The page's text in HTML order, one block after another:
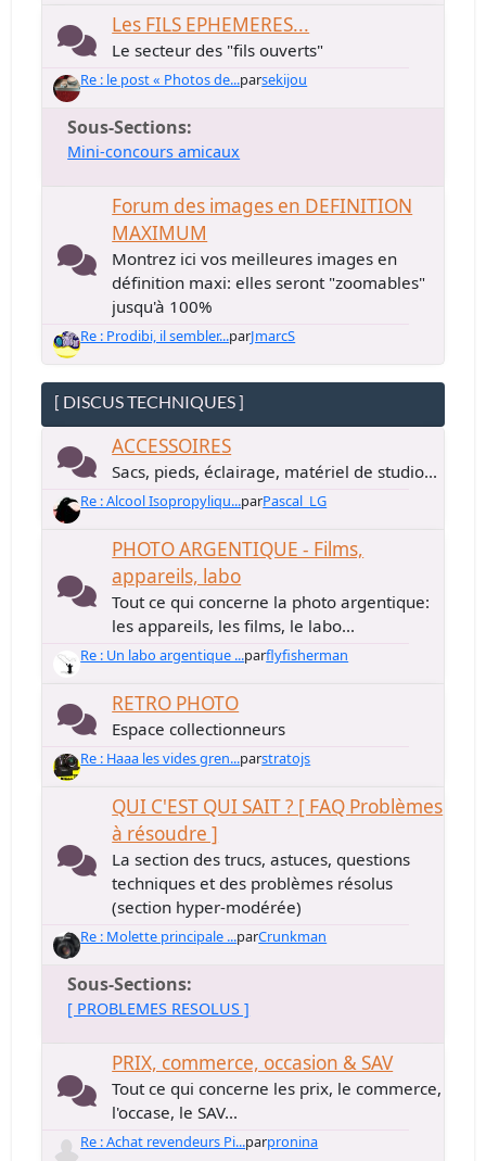
Les FILS EPHEMERES...
Le secteur des "fils ouverts"
Re : le post « Photos de...parsekijou
Sous-Sections
Mini-concours amicaux
Forum des images en DEFINITION
MAXIMUM
Montrez ici vos meilleures images en
définition maxi: elles seront "zoomables"
jusqu'à 100%
Re : Prodibi, il sembler...parJmarcS
[ DISCUS TECHNIQUES ]
ACCESSOIRES
Sacs, pieds, éclairage, matériel de studio...
Re : Alcool Isopropyliqu...parPascal_LG
PHOTO ARGENTIQUE - Films,
appareils, labo
Tout ce qui concerne la photo argentique:
les appareils, les films, le labo...
Re : Un labo argentique ...parflyfisherman
RETRO PHOTO
Espace collectionneurs
Re : Haaa les vides gren...parstratojs
QUI C'EST QUI SAIT ? [ FAQ Problèmes
à résoudre ]
La section des trucs, astuces, questions
techniques et des problèmes résolus
(section hyper-modérée)
Re : Molette principale ...parCrunkman
Sous-Sections
[ PROBLEMES RESOLUS ]
PRIX, commerce, occasion & SAV
Tout ce qui concerne les prix, le commerce,
l'occase, le SAV...
Re : Achat revendeurs Pi...parpronina